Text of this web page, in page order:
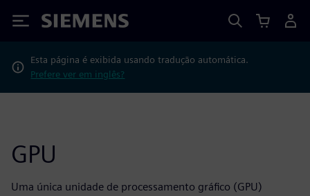
Siemens
Esta página é exibida usando tradução automática.
Prefere ver em inglês?
GPU
Uma única unidade de processamento gráfico (GPU)